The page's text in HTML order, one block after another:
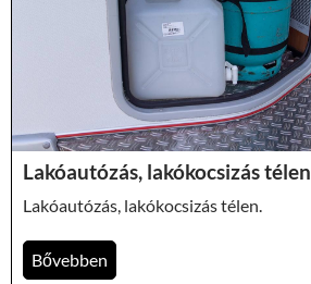
Lakóautózás, lakókocsizás télen
Lakóautózás, lakókocsizás télen.
Bővebben